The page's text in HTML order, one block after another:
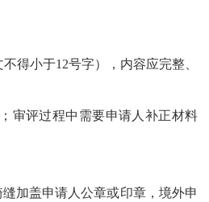
小于12号字），内容应完整、
审评过程中需要申请人补正材料
加盖申请人公章或印章，境外申